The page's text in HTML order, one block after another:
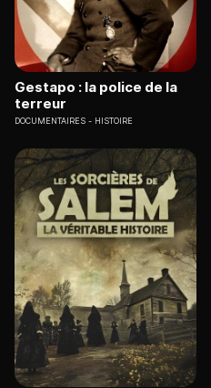
Gestapo : la police de la
terreur
DOCUMENTAIRES HISTOIRE